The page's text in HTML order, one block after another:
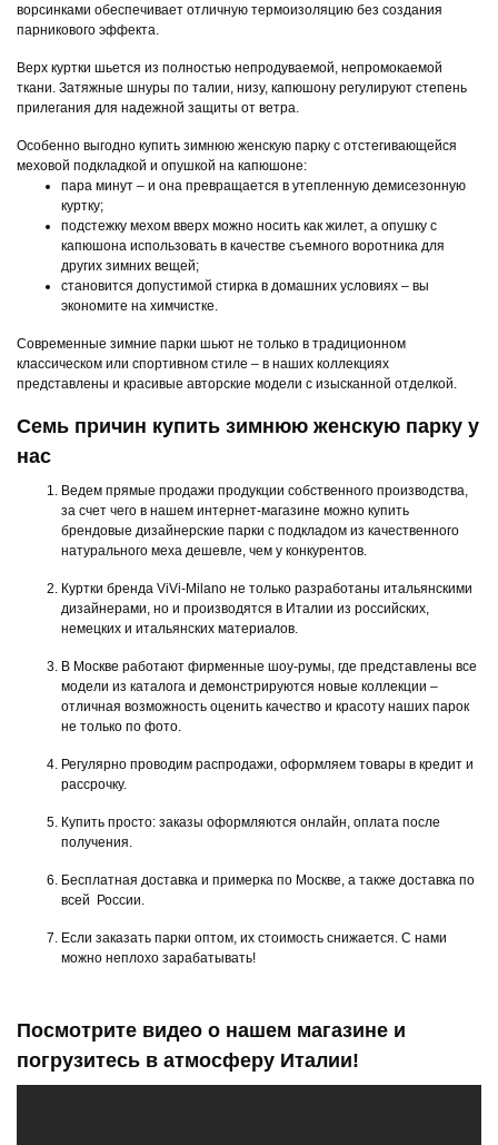
ворсинками обеспечивает отличную термоизоляцию без создания
парникового эффекта.
Верх куртки шьется из полностью непродуваемой, непромокаемой
ткани. Затяжные шнуры по талии, низу, капюшону регулируют степень
прилегания для надежной защиты от ветра.
Особенно выгодно купить зимнюю женскую парку с отстегивающейся
меховой подкладкой и опушкой на капюшоне:
пара минут – и она превращается в утепленную демисезонную
куртку;
подстежку мехом вверх можно носить как жилет, а опушку с
капюшона использовать в качестве съемного воротника для
других зимних вещей;
становится допустимой стирка в домашних условиях – вы
экономите на химчистке.
Современные зимние парки шьют не только в традиционном
классическом или спортивном стиле – в наших коллекциях
представлены и красивые авторские модели с изысканной отделкой.
Семь причин купить зимнюю женскую парку у
нас
Ведем прямые продажи продукции собственного производства,
за счет чего в нашем интернет-магазине можно купить
брендовые дизайнерские парки с подкладом из качественного
натурального меха дешевле, чем у конкурентов.
Куртки бренда ViVi-Milano не только разработаны итальянскими
дизайнерами, но и производятся в Италии из российских,
немецких и итальянских материалов.
В Москве работают фирменные шоу-румы, где представлены все
модели из каталога и демонстрируются новые коллекции –
отличная возможность оценить качество и красоту наших парок
не только по фото.
Регулярно проводим распродажи, оформляем товары в кредит и
рассрочку.
Купить просто: заказы оформляются онлайн, оплата после
получения.
Бесплатная доставка и примерка по Москве, а также доставка по
всей России.
Если заказать парки оптом, их стоимость снижается. С нами
можно неплохо зарабатывать!
Посмотрите видео о нашем магазине и
погрузитесь в атмосферу Италии!